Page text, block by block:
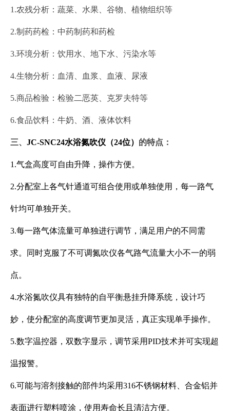
1.农残分析：蔬菜、水果、谷物、植物组织等
2.制药药检：中药制药和药检
3.环境分析：饮用水、地下水、污染水等
4.生物分析：血清、血浆、血液、尿液
5.商品检验：检验二恶英、克罗夫特等
6.食品饮料：牛奶、酒、液体饮料
三、 JC-SNC24水浴氮吹仪（24位） 的特点：
1.气盒高度可自由升降，操作方便。
2.分配室上各气针通道可组合使用或单独使用，每一路气
针均可单独开关。
3.每一路气体流量可单独进行调节，满足用户的不同需
求。同时克服了不可调氮吹仪各气路气流量大小不一的弱
点。
4.水浴氮吹仪具有独特的自平衡悬挂升降系统，设计巧
妙，使分配室的高度调节更加灵活，真正实现单手操作。
5.数字温控器，双数字显示，调节采用PID技术并可实现超
温报警。
6.可能与溶剂接触的部件均采用316不锈钢材料、合金铝并
表面进行塑料喷涂，使用寿命长且清洁方便。